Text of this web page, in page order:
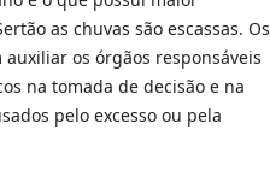
as chuvas são escassas. Os
os órgãos responsáveis
na tomada de decisão e na
pelo excesso ou pela